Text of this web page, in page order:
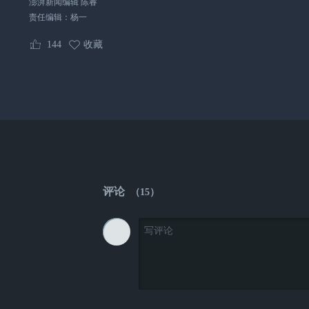
澎湃新闻编辑 陈睿
责任编辑： 杨一
144 收藏
评论 （15）